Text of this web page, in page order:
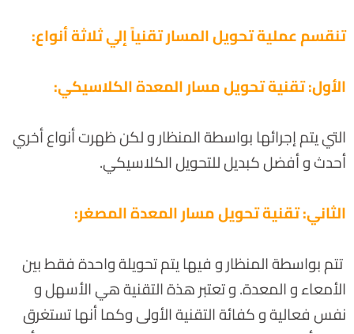
تنقسم عملية تحويل المسار تقنياً إلي ثلاثة أنواع:
الأول: تقنية تحويل مسار المعدة الكلاسيكي:
التي يتم إجرائها بواسطة المنظار و لكن ظهرت أنواع أخري
أحدث و أفضل كبديل للتحويل الكلاسيكي.
الثاني: تقنية تحويل مسار المعدة المصغر:
تتم بواسطة المنظار و فيها يتم تحويلة واحدة فقط بين
الأمعاء و المعدة. و تعتبر هذة التقنية هي الأسهل و
نفس فعالية و كفائة التقنية الأولى وكما أنها تستغرق